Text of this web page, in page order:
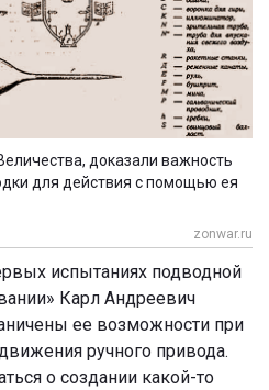
доказали важность
для действия с помощью ея
zonwar.ru
испытаниях подводной
Карл Андреевич
ее возможности при
ручного привода.
о создании какой-то